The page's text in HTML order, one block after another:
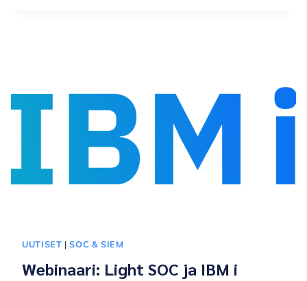
UUTISET |SOC & SIEM
Webinaari: Light SOC ja IBM i